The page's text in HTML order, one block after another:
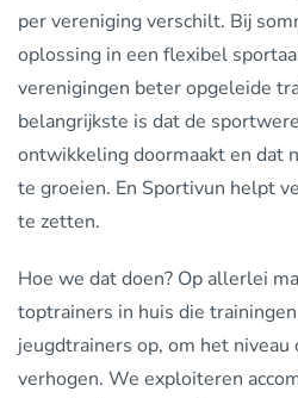
per vereniging verschilt. Bij
oplossing in een flexibel
verenigingen beter opgeleide
belangrijkste is dat de
ontwikkeling doormaakt en dat
te groeien. En Sportivun helpt
te zetten.
Hoe we dat doen? Op allerlei
toptrainers in huis die
jeugdtrainers op, om het
verhogen. We exploiteren